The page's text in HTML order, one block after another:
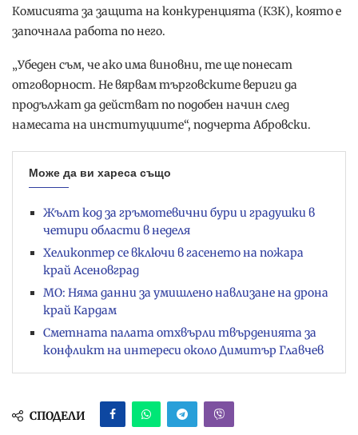
Комисията за защита на конкуренцията (КЗК), която е
започнала работа по него.
„Убеден съм, че ако има виновни, те ще понесат
отговорност. Не вярвам търговските вериги да
продължат да действат по подобен начин след
намесата на институциите“, подчерта Абровски.
Може да ви хареса също
Жълт код за гръмотевични бури и градушки в
четири области в неделя
Хеликоптер се включи в гасенето на пожара
край Асеновград
МО: Няма данни за умишлено навлизане на дрона
край Кардам
Сметната палата отхвърли твърденията за
конфликт на интереси около Димитър Главчев
СПОДЕЛИ